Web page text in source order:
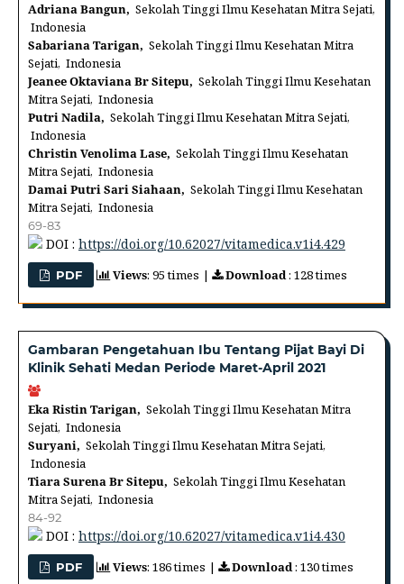
Adriana Bangun, Sekolah Tinggi Ilmu Kesehatan Mitra Sejati,
Indonesia
Sabariana Tarigan, Sekolah Tinggi Ilmu Kesehatan Mitra
Sejati, Indonesia
Jeanee Oktaviana Br Sitepu, Sekolah Tinggi Ilmu Kesehatan
Mitra Sejati, Indonesia
Putri Nadila, Sekolah Tinggi Ilmu Kesehatan Mitra Sejati,
Indonesia
Christin Venolima Lase, Sekolah Tinggi Ilmu Kesehatan
Mitra Sejati, Indonesia
Damai Putri Sari Siahaan, Sekolah Tinggi Ilmu Kesehatan
Mitra Sejati, Indonesia
69-83
DOI : https://doi.org/10.62027/vitamedica.v1i4.429
PDF Views: 95 times | Download: 128 times
Gambaran Pengetahuan Ibu Tentang Pijat Bayi Di
Klinik Sehati Medan Periode Maret-April 2021
Eka Ristin Tarigan, Sekolah Tinggi Ilmu Kesehatan Mitra
Sejati, Indonesia
Suryani, Sekolah Tinggi Ilmu Kesehatan Mitra Sejati,
Indonesia
Tiara Surena Br Sitepu, Sekolah Tinggi Ilmu Kesehatan
Mitra Sejati, Indonesia
84-92
DOI : https://doi.org/10.62027/vitamedica.v1i4.430
PDF Views: 186 times | Download: 130 times